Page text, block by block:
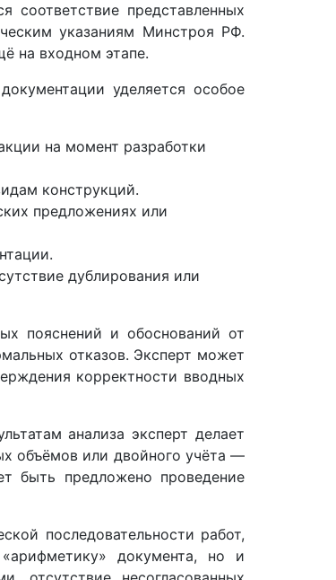
соответствие представленных
указаниям Минстроя РФ.
на входном этапе.
уделяется особое
на момент разработки
конструкций.
предложениях или
дублирования или
пояснений и обоснований от
отказов. Эксперт может
корректности вводных
анализа эксперт делает
объёмов или двойного учёта —
быть предложено проведение
последовательности работ,
документа, но и